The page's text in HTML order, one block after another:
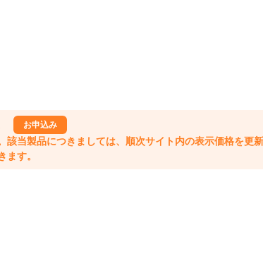
お申込み
当製品につきましては、順次サイト内の表示価格を更新
ます。